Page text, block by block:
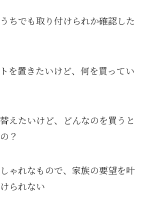
ちでも取り付けられか確認した
を置きたいけど、何を買ってい
えたいけど、どんなのを買うと
？
ゃれなもので、家族の要望を叶
られない